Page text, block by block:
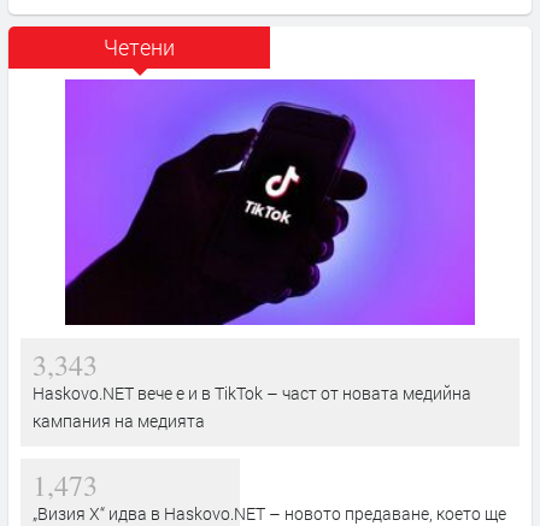
Четени
3,343
Haskovo.NET вече е и в TikTok – част от новата медийна
кампания на медията
1,473
„Визия Х“ идва в Haskovo.NET – новото предаване, което ще